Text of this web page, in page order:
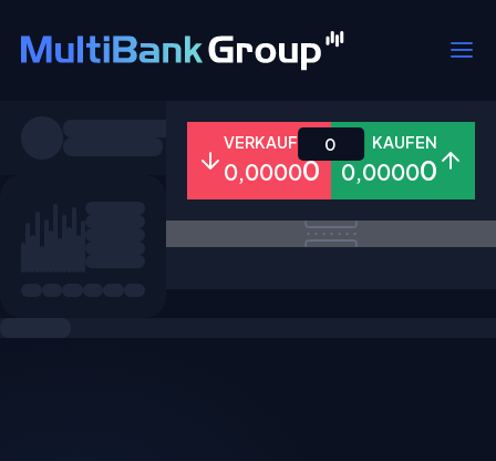
Alle Forex Metalle Aktien
VERKAUFEN
0,00000
KAUFEN
0,00000
0